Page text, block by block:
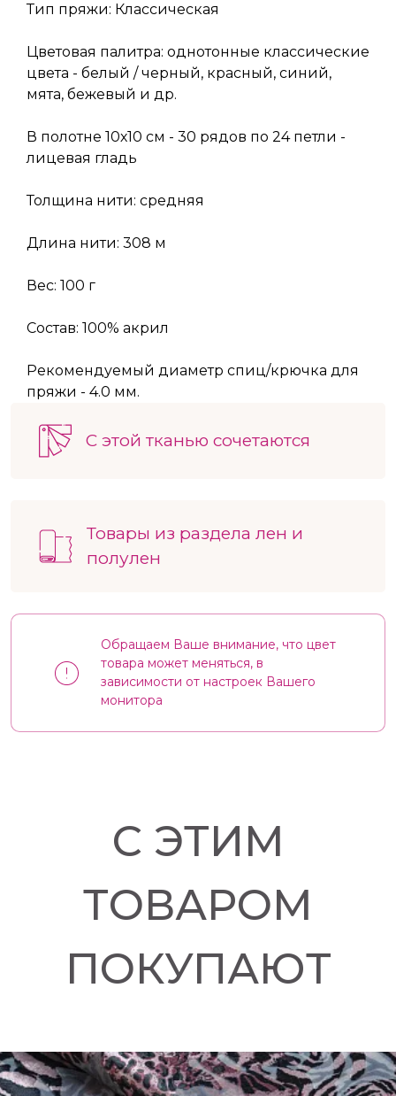
Тип пряжи: Классическая
Цветовая палитра: однотонные классические
цвета - белый / черный, красный, синий,
мята, бежевый и др.
В полотне 10х10 см - 30 рядов по 24 петли -
лицевая гладь
Толщина нити: средняя
Длина нити: 308 м
Вес: 100 г
Состав: 100% акрил
Рекомендуемый диаметр спиц/крючка для
пряжи - 4.0 мм.
С этой тканью сочетаются
Товары из раздела лен и
полулен
Обращаем Ваше внимание, что цвет
товара может меняться, в
зависимости от настроек Вашего
монитора
С ЭТИМ
ТОВАРОМ
ПОКУПАЮТ